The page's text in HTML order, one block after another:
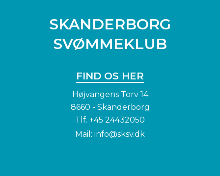
SKANDERBORG
SVØMMEKLUB
FIND OS HER
Højvangens Torv 14
8660 - Skanderborg
Tlf. +45 24432050
Mail: info@sksv.dk